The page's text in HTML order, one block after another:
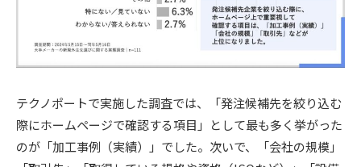
テクノポートで実施した調査では、「発注候補先を絞り込む
際にホームページで確認する項目」として最も多く挙がった
のが「加工事例（実績）」でした。次いで、「会社の規模」